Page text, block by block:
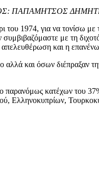
ΠΑΠΑΜΗΤΣΟΣ
1974, για να τονίσω με
με τη
απελευθέρωση και η
αλλά και όσων διέπραξαν
κατέχων του
Ελληνοκυπρίων,